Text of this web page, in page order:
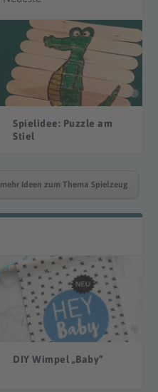
Spielidee: Puzzle am
Stiel
mehr Ideen zum Thema Spielzeug
DIY Wimpel „Baby“